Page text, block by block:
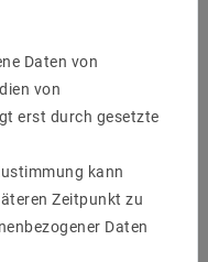
Daten von
von
erst durch gesetzte
kann
Zeitpunkt zu
Daten